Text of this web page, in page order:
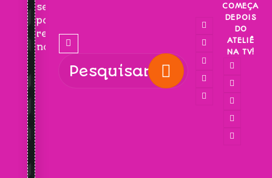
se
para
receber
novidades!
COMEÇA
DEPOIS
DO
ATELIÊ
NA TV!